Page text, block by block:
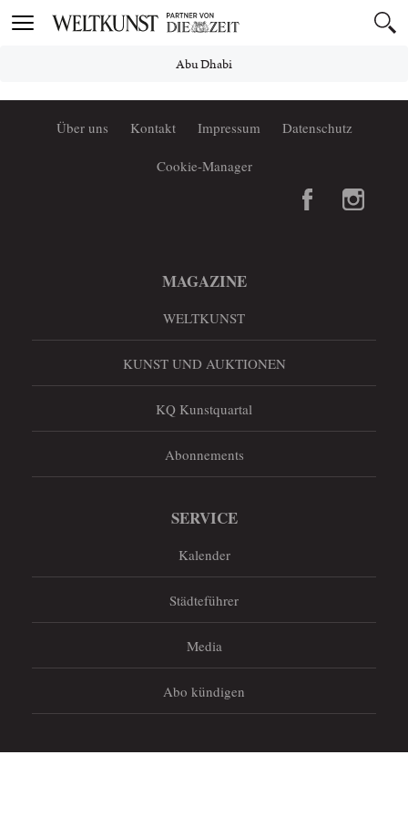
Toggle
Abu Dhabi
Über uns Kontakt Impressum Datenschutz
Cookie-Manager
MAGAZINE
WELTKUNST
KUNST UND AUKTIONEN
KQ Kunstquartal
Abonnements
SERVICE
Kalender
Städteführer
Media
Abo kündigen